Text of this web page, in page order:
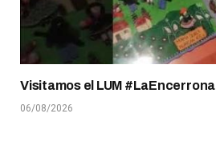
Visitamos el LUM #LaEncerrona
06/08/2026